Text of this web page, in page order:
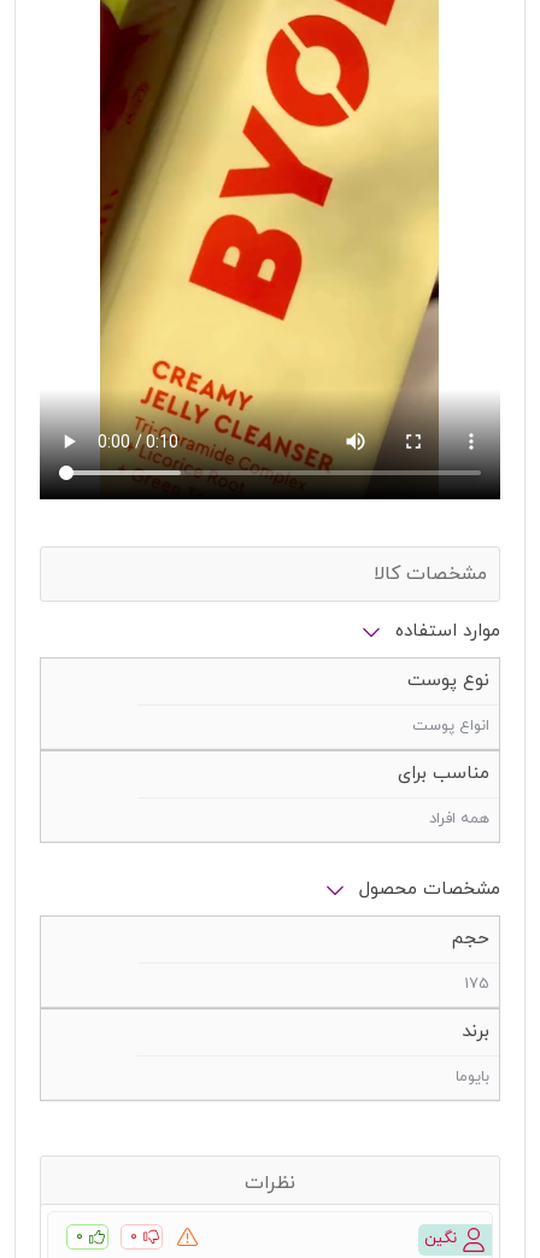
مشخصات کالا
موارد استفاده
نوع پوست
انواع پوست
مناسب برای
همه افراد
مشخصات محصول
حجم
175
برند
بایوما
نظرات
نگین ۰ ۰